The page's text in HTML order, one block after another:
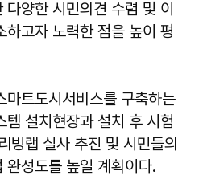
양한 시민의견 수렴 및 이
하고자 노력한 점을 높이 평
마트도시서비스를 구축하는
템 설치현장과 설치 후 시험
빙랩 실사 추진 및 시민들의
완성도를 높일 계획이다.